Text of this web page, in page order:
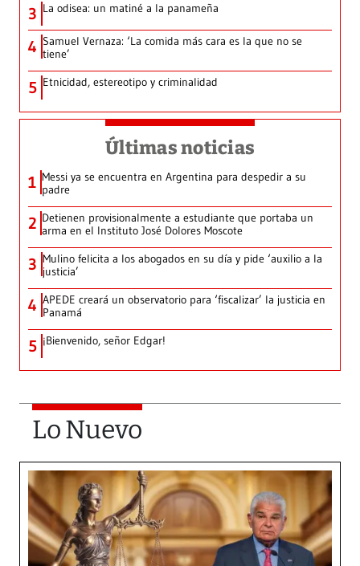
3 La odisea: un matiné a la panameña
4 Samuel Vernaza: ‘La comida más cara es la que no se
tiene’
5 Etnicidad, estereotipo y criminalidad
Últimas noticias
1 Messi ya se encuentra en Argentina para despedir a su
padre
2 Detienen provisionalmente a estudiante que portaba un
arma en el Instituto José Dolores Moscote
3 Mulino felicita a los abogados en su día y pide ‘auxilio a la
justicia’
4 APEDE creará un observatorio para ‘fiscalizar’ la justicia en
Panamá
5 ¡Bienvenido, señor Edgar!
Lo Nuevo